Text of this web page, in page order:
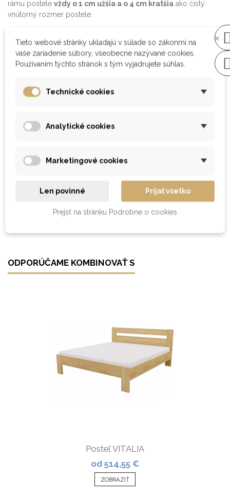
rámu postele vždy o 1 cm užšia a o 4 cm kratšia ako čistý
vnútorný rozmer postele.
výklopný rošt z masívnych bukových latiek
systém umožňujúci prístup do úložného priestoru postele
počet bukových lát – 16 ks
penové matrace
RECENZIE
ODPORÚČAME KOMBINOVAŤ S
Posteľ VITALIA
od 514,55 €
ZOBRAZIŤ
×
Tieto webové stránky ukladajú v súlade so zákonmi na
vaše zariadenie súbory, všeobecne nazývané cookies.
Používaním týchto stránok s tým vyjadrujete súhlas.
Technické cookies
Analytické cookies
Marketingové cookies
Len povinné Prijať všetko
Prejsť na stránku Podrobne o cookies